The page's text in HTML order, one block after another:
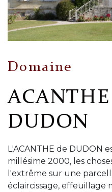
Domaine
DUDON
L'ACANTHE de DUDON
millésime 2000, les
l'extrême sur une
éclaircissage, effeuillage